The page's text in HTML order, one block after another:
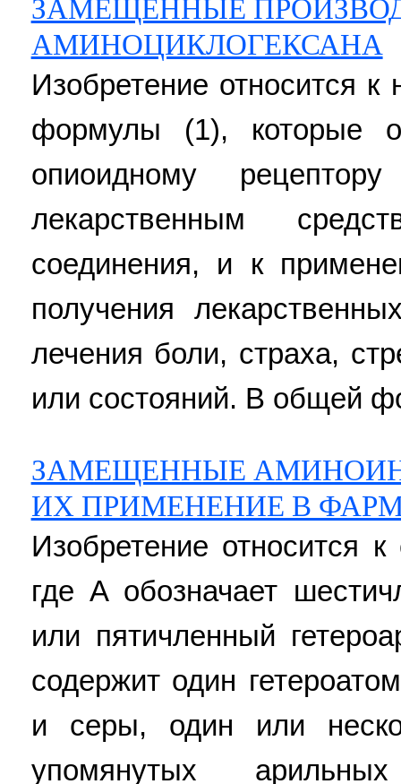
ЗАМЕЩЕННЫЕ
АМИНОЦИКЛОГЕКСАНА
Изобретение относится
формулы (1), которые
опиоидному
лекарственным
соединения, и к
получения
лечения боли, страха,
или состояний. В общей
ЗАМЕЩЕННЫЕ
ИХ ПРИМЕНЕНИЕ В
Изобретение относится
где A обозначает
или пятичленный
содержит один
и серы, один или
упомянутых